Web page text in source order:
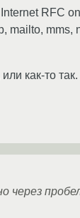
RFC
mailto,
как-то так.